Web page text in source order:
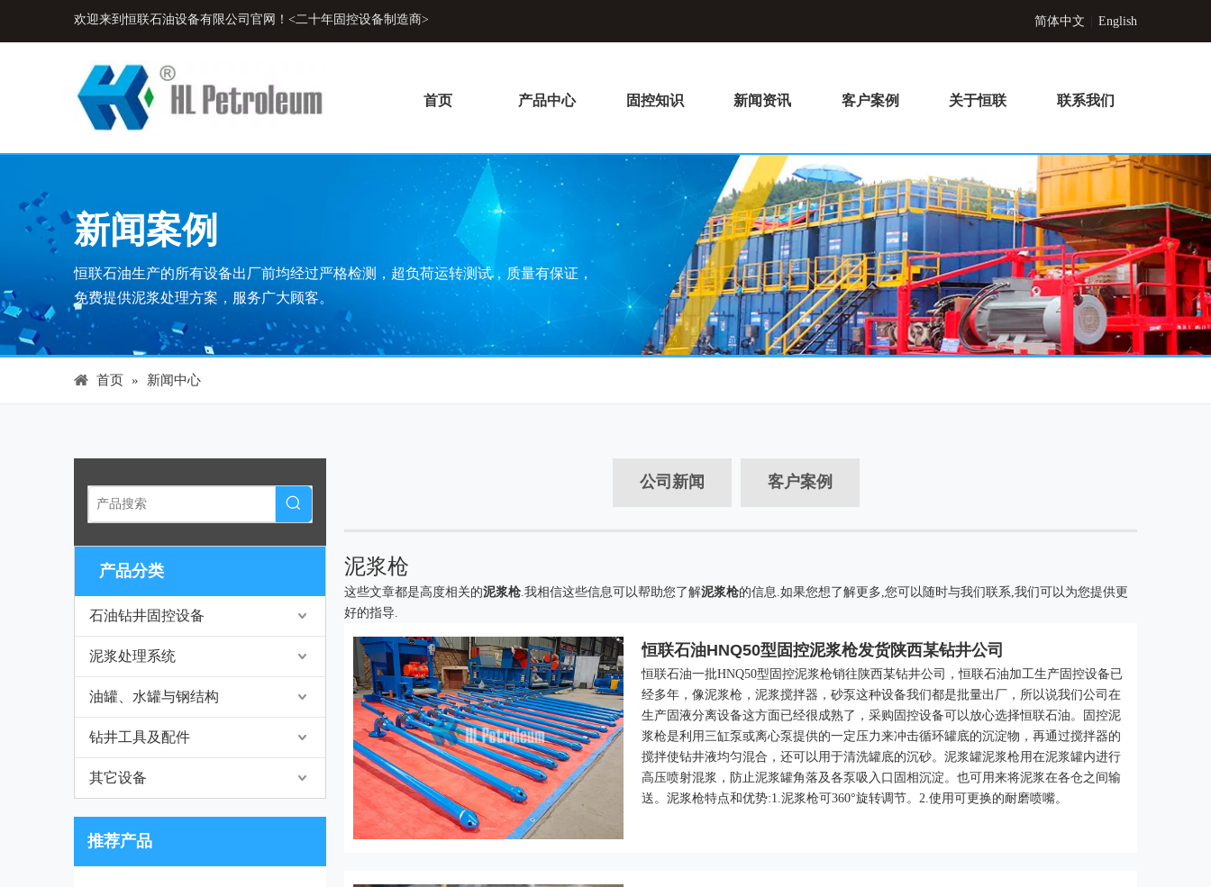
欢迎来到恒联石油设备有限公司官网！<二十年固控设备制造商> 简体中文 English
首页 产品中心 固控知识 新闻资讯 客户案例 关于恒联 联系我们
新闻案例
恒联石油生产的所有设备出厂前均经过严格检测，超负荷运转测试，质量有保证，
免费提供泥浆处理方案，服务广大顾客。
首页 » 新闻中心
产品分类
石油钻井固控设备
泥浆处理系统
油罐、水罐与钢结构
钻井工具及配件
其它设备
推荐产品
公司新闻 客户案例
泥浆枪
这些文章都是高度相关的泥浆枪.我相信这些信息可以帮助您了解泥浆枪的信息.如果您想了解更多,您可以随时与我们联系,我们可以为您提供更
好的指导.
恒联石油HNQ50型固控泥浆枪发货陕西某钻井公司
恒联石油一批HNQ50型固控泥浆枪销往陕西某钻井公司，恒联石油加工生产固控设备已
经多年，像泥浆枪，泥浆搅拌器，砂泵这种设备我们都是批量出厂，所以说我们公司在
生产固液分离设备这方面已经很成熟了，采购固控设备可以放心选择恒联石油。固控泥
浆枪是利用三缸泵或离心泵提供的一定压力来冲击循环罐底的沉淀物，再通过搅拌器的
搅拌使钻井液均匀混合，还可以用于清洗罐底的沉砂。泥浆罐泥浆枪用在泥浆罐内进行
高压喷射混浆，防止泥浆罐角落及各泵吸入口固相沉淀。也可用来将泥浆在各仓之间输
送。泥浆枪特点和优势:1.泥浆枪可360°旋转调节。2.使用可更换的耐磨喷嘴。